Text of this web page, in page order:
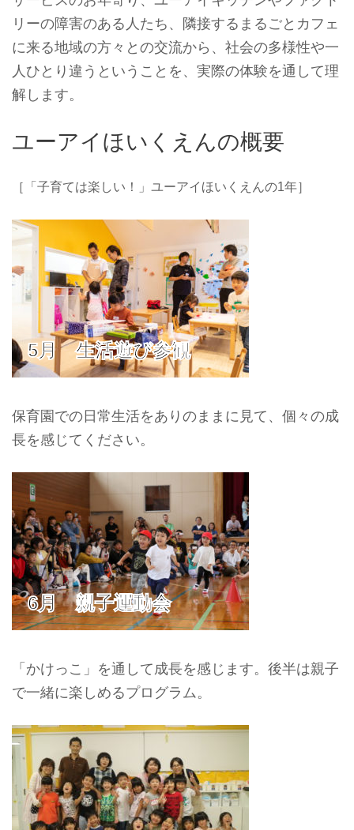
リーの障害のある人たち、隣接するまるごとカフェ
に来る地域の方々との交流から、社会の多様性や一
人ひとり違うということを、実際の体験を通して理
解します。
ユーアイほいくえんの概要
［「子育ては楽しい！」ユーアイほいくえんの1年］
5月 生活遊び参観
保育園での日常生活をありのままに見て、個々の成
長を感じてください。
6月 親子運動会
「かけっこ」を通して成長を感じます。後半は親子
で一緒に楽しめるプログラム。